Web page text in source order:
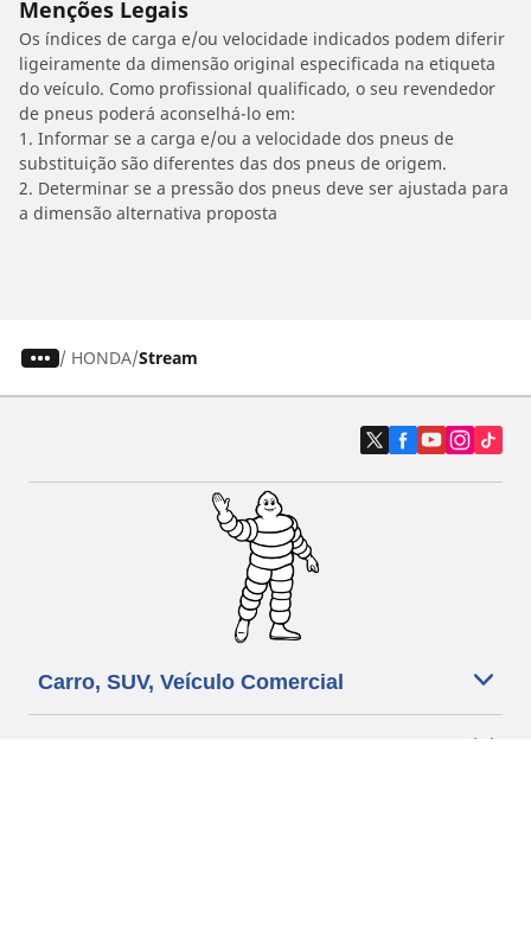
Menções Legais
Os índices de carga e/ou velocidade indicados podem diferir
ligeiramente da dimensão original especificada na etiqueta
do veículo. Como profissional qualificado, o seu revendedor
de pneus poderá aconselhá-lo em:
1. Informar se a carga e/ou a velocidade dos pneus de
substituição são diferentes das dos pneus de origem.
2. Determinar se a pressão dos pneus deve ser ajustada para
a dimensão alternativa proposta
/ HONDA Stream
Carro, SUV, Veículo Comercial